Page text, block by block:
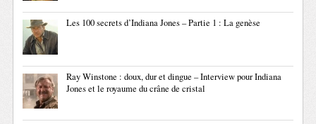
Les 100 secrets d’Indiana Jones – Partie 1 : La genèse
Ray Winstone : doux, dur et dingue – Interview pour Indiana
Jones et le royaume du crâne de cristal